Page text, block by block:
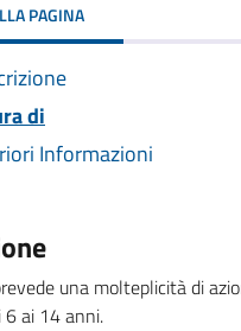
PAGINA
di
Informazioni
una molteplicità di
6 ai 14 anni.